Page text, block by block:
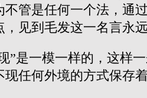
管是任何一个法，通
见到毛发这一名言永
”是一模一样的，这
任何外境的方式保存